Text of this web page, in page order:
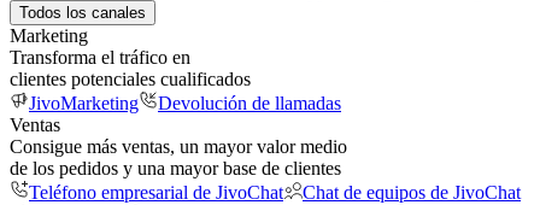
Todos los canales
Marketing
Transforma el tráfico en
clientes potenciales cualificados
JivoMarketing
Devolución de llamadas
Ventas
Consigue más ventas, un mayor valor medio
de los pedidos y una mayor base de clientes
Teléfono empresarial de JivoChat
Chat de equipos de JivoChat